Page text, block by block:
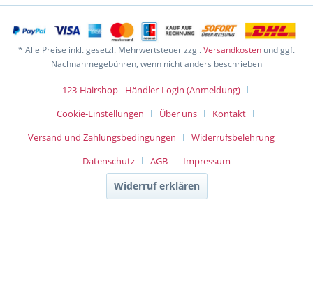
* Alle Preise inkl. gesetzl. Mehrwertsteuer zzgl.Versandkosten und ggf.
Nachnahmegebühren, wenn nicht anders beschrieben
123-Hairshop - Händler-Login (Anmeldung)
Cookie-Einstellungen
Über uns
Kontakt
Versand und Zahlungsbedingungen
Widerrufsbelehrung
Datenschutz
AGB Impressum
Widerruf erklären